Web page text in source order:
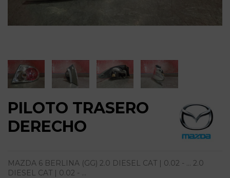
PILOTO TRASERO
DERECHO
MAZDA 6 BERLINA (GG) 2.0 DIESEL CAT | 0.02 - ... 2.0
DIESEL CAT | 0.02 - ...